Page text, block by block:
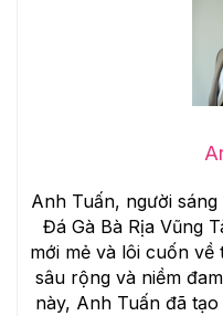
Anh Tuấn, người
Đá Gà Bà Rịa Vũng
mới mẻ và lôi cuốn về
sâu rộng và niềm
này, Anh Tuấn đã